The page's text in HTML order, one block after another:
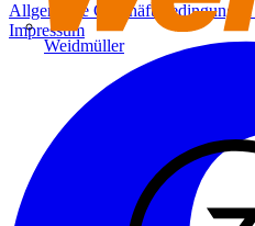
Weidmüller
Allgemeine Geschäftsbedingungen
Impressum